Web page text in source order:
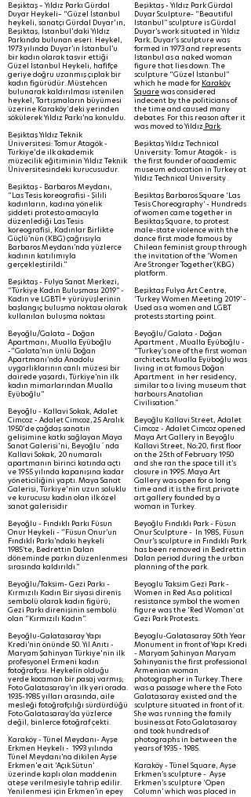
Beşiktaş – Yıldız Parkı Gürdal
Duyar Heykeli– “Güzel İstanbul
heykeli, sanatçı Gürdal Duyar'ın,
Beşiktaş, İstanbul'daki Yıldız
Parkında bulunan eseri. Heykel,
1973 yılında Duyar’ın İstanbul’u
bir kadın olarak tasvir ettiği
Güzel İstanbul Heykeli, hafifçe
geriye doğru uzanmış çıplak bir
kadın figürüdür. Müstehcen
bulunarak kaldırılması istenilen
heykel, Tartışmaların büyümesi
üzerine Karaköy'deki yerinden
sökülerek Yıldız Parkı’na konuldu.
Beşiktaş Yıldız Teknik
Üniversitesi: Tomur Atagök -
Türkiye'de ilk akademik
müzecilik eğitiminin Yıldız Teknik
Üniversitesindeki kurucusudur.
Beşiktaş - Barbaros Meydanı,
“Las Tesis koreografisi - Şilili
kadınların, kadına yönelik
şiddeti protesto amacıyla
düzenlediği Las Tesis
koreografisi, Kadınlar Birlikte
Güçlü’nün (KBG) çağrısıyla
Barbaros Meydanı’nda yüzlerce
kadının katılımıyla
gerçekleştirildi.”
Beşiktaş - Fulya Sanat Merkezi,
“Türkiye Kadın Buluşması 2019” -
Kadın ve LGBTİ+ yürüyüşlerinin
başlangıç buluşma noktası olarak
kullanılan buluşma noktası
Beyoğlu/Galata – Doğan
Apartmanı, Mualla Eyüboğlu
-“Galata’nın ünlü Doğan
Apartmanı’nda Anadolu
uygarlıklarının canlı müzesi bir
dairede yaşardı, Türkiye’nin ilk
kadın mimarlarından Mualla
Eyüboğlu”
Beyoğlu - Kallavi Sokak, Adalet
Cimcoz - Adalet Cimcoz,25 Aralık
1950'de çağdaş sanatın
gelişimine katkı sağlayan Maya
Sanat Galerisi'ni, Beyoğlu´nda
Kallavi Sokak, 20 numaralı
apartmanın birinci katında açtı
ve 1955 yılında kapanışına kadar
yöneticiliğini yaptı. Maya Sanat
Galerisi, Türkiye'nin uzun soluklu
ve kurucusu kadın olan ilk özel
sanat galerisidir
Beyoğlu - Fındıklı Parkı Füsun
Onur Heykeli - “Füsun Onur’un
Fındıklı Parkı’ndaki heykeli
1985’te, Bedrettin Dalan
döneminde parkın düzenlenmesi
sırasında kaldırıldı.”
Beyoğlu/Taksim- Gezi Parkı -
Kırmızılı Kadın Bir siyasi direniş
sembolü olarak kadın figürü;
Gezi Parkı direnişinin sembolü
olan “Kırmızılı Kadın”.
Beyoğlu-Galatasaray Yapı
Kredi’nin önünde 50. Yıl Anıtı -
Maryam Şahinyan Türkiye'nin ilk
profesyonel Ermeni kadın
fotoğrafçısı. Heykelin olduğu
yerde kocaman bir pasaj varmış;
Foto Galatasaray’ın ilk yeri orada.
1935-1985yılları arasında, aile
mesleği fotoğrafçılığı sürdürdüğü
Foto Galatasaray’da yüzlerce
değil, binlerce fotoğraf çekti.
Karaköy - Tünel Meydanı- Ayşe
Erkmen Heykeli - 1993 yılında
Tünel Meydanı’na dikilen Ayşe
Erkmen’e ait ‘Açık Sütun’
üzerinde kaplı olan maddenin
ateşe verilmesiyle tahrip edilir.
Yenilenmesi için Erkmen’in epey
Beşiktaş - Yıldız Park Gürdal
Duyar Sculpture- “Beautiful
Istanbul’’ sculpture is Gürdal
Duyar’s work situated in Yıldız
Park. Duyar’s sculpture was
formed in 1973 and represents
Istanbul as a naked woman
figure that lies down. The
sculpture “Güzel İstanbul”
which he made for Karaköy
Squarewas considered
indecent by the politicians of
the time and caused many
debates. For this reason after it
was moved to Yıldız Park.
Beşiktaş Yıldız Technical
University: Tomur Atagök - is
the first founder of academic
museum education in Turkey at
Yıldız Technical University .
Beşiktaş Barbaros Square ‘Las
Tesis Choreography’ - Hundreds
of women came together in
Beşiktaş Square, to protest
male-state violence with the
dance first made famous by
Chilean feminist group through
the invitation of the ‘Women
Are Stronger Together’(KBG)
platform.
Beşiktaş Fulya Art Centre,
‘Turkey Women Meeting 2019’ -
Used as a women and LGBT
protests starting point.
Beyoğlu/ Galata - Doğan
Apartment , Mualla Eyüboğlu -
“Turkey’s one of the first woman
architects Mualla Eyüboğlu was
living in at famous Doğan
Apartment in her residency,
similar to a living museum that
harbours Anatolian
Civilisation.”
Beyoğlu Kallavi Street, Adalet
Cimcoz - Adalet Cimcoz opened
Maya Art Gallery in Beyoğlu
Kallavi Street, No:20, first floor
on the 25th of February 1950
and she ran the space till it’s
closure in 1995. Maya Art
Gallery was open for a long
time and it is the first private
art gallery founded by a
woman in Turkey.
Beyoğlu Fındıklı Park - Füsun
Onur Sculpture - In 1985, Füsun
Onur’s sculpture in Fındıklı Park
has been removed in Bedrettin
Dalan period during the urban
planning of the park.
Beyoglu Taksim Gezi Park -
Women in Red As a political
resistance symbol the women
figure was the ‘Red Woman’ at
Gezi Park Protests.
Beyoglu-Galatasaray 50th Year
Monument in front of Yapı Kredi
- Maryam Şahinyan Maryam
Şahinyanis the first professional
Armenian woman
photographer in Turkey. There
was a passage where the Foto
Galatasaray existed and the
sculpture situated in front of it.
She was running the family
business at Foto Galatasaray
and took hundreds of
photographs in between the
years of1935 - 1985.
Karaköy - Tünel Square, Ayşe
Erkmen’s sculpture - Ayşe
Erkmen’s sculpture ‘Open
Column’ which was placed in